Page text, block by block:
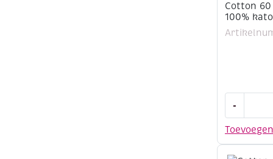
Cotton
100%
Toevoegen
-
katoen,